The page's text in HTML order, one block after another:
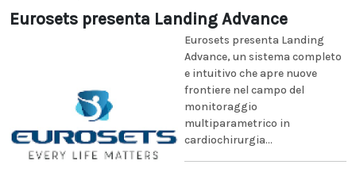
Eurosets presenta Landing Advance
Eurosets presenta Landing
Advance, un sistema completo
e intuitivo che apre nuove
frontiere nel campo del
monitoraggio
multiparametrico in
cardiochirurgia...